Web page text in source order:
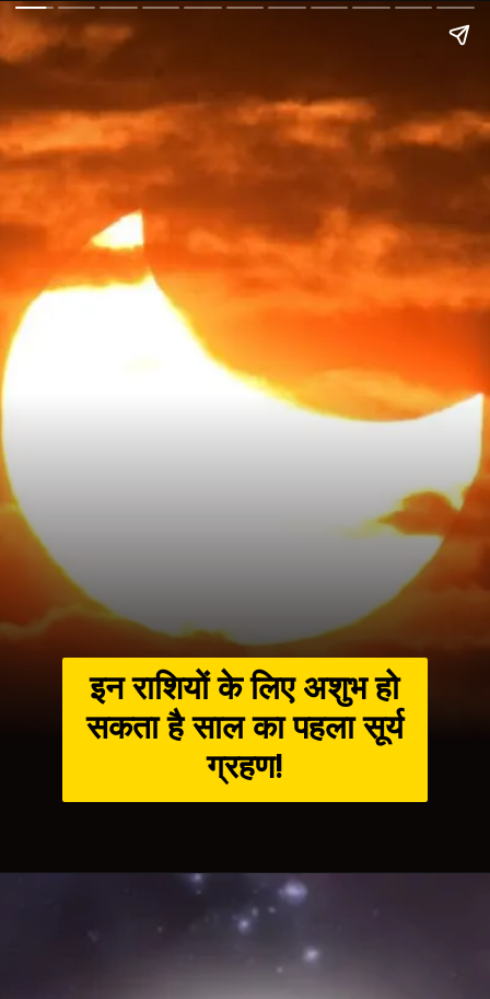
इन राशियों के लिए अशुभ हो
सकता है साल का पहला सूर्य
ग्रहण!